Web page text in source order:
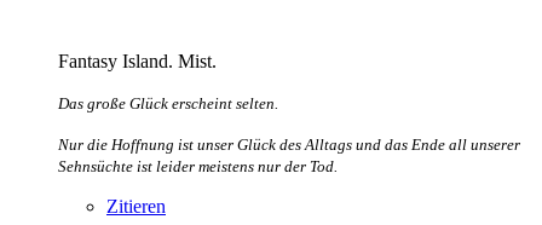
Fantasy Island. Mist.
Das große Glück erscheint selten.
Nur die Hoffnung ist unser Glück des Alltags und das Ende all unserer
Sehnsüchte ist leider meistens nur der Tod.
Zitieren